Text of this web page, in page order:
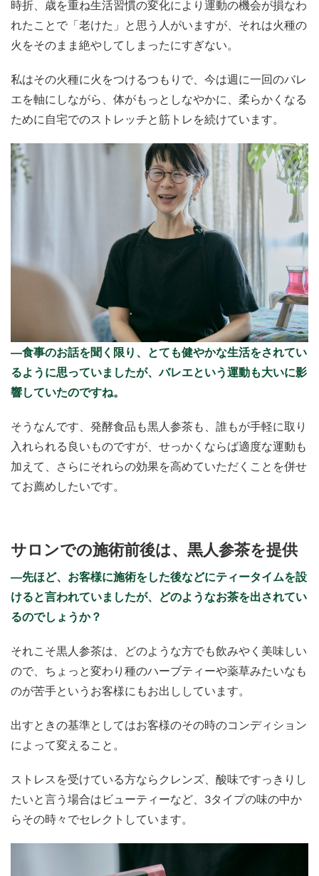
時折、歳を重ね生活習慣の変化により運動の機会が損なわ
れたことで「老けた」と思う人がいますが、それは火種の
火をそのまま絶やしてしまったにすぎない。
私はその火種に火をつけるつもりで、今は週に一回のバレ
エを軸にしながら、体がもっとしなやかに、柔らかくなる
ために自宅でのストレッチと筋トレを続けています。
―食事のお話を聞く限り、とても健やかな生活をされてい
るように思っていましたが、バレエという運動も大いに影
響していたのですね。
そうなんです、発酵食品も黒人参茶も、誰もが手軽に取り
入れられる良いものですが、せっかくならば適度な運動も
加えて、さらにそれらの効果を高めていただくことを併せ
てお薦めしたいです。
サロンでの施術前後は、黒人参茶を提供
―先ほど、お客様に施術をした後などにティータイムを設
けると言われていましたが、どのようなお茶を出されてい
るのでしょうか？
それこそ黒人参茶は、どのような方でも飲みやく美味しい
ので、ちょっと変わり種のハーブティーや薬草みたいなも
のが苦手というお客様にもお出ししています。
出すときの基準としてはお客様のその時のコンディション
によって変えること。
ストレスを受けている方ならクレンズ、酸味ですっきりし
たいと言う場合はビューティーなど、3タイプの味の中か
らその時々でセレクトしています。